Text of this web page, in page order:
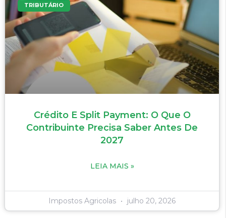
TRIBUTÁRIO
Crédito E Split Payment: O Que O
Contribuinte Precisa Saber Antes De
2027
LEIA MAIS »
Impostos Agricolas julho 20, 2026